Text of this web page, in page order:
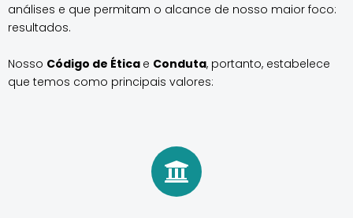
análises e que permitam o alcance de nosso maior foco:
resultados.
Nosso Código de Ética e Conduta, portanto, estabelece
que temos como principais valores: